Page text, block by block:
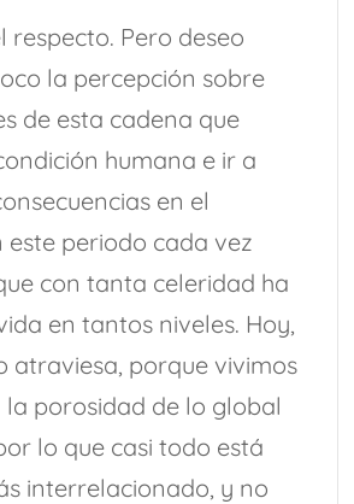
respecto. Pero deseo
la percepción sobre
de esta cadena que
humana e ir a
en el
este periodo cada vez
con tanta celeridad ha
en tantos niveles. Hoy,
atraviesa, porque vivimos
la porosidad de lo global
lo que casi todo está
interrelacionado, y no